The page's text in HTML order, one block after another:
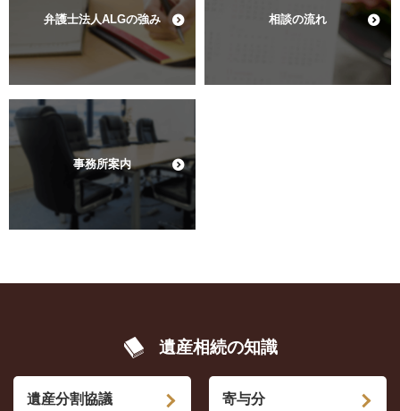
弁護士法人ALGの強み 相談の流れ
事務所案内
遺産相続の知識
遺産分割協議 寄与分